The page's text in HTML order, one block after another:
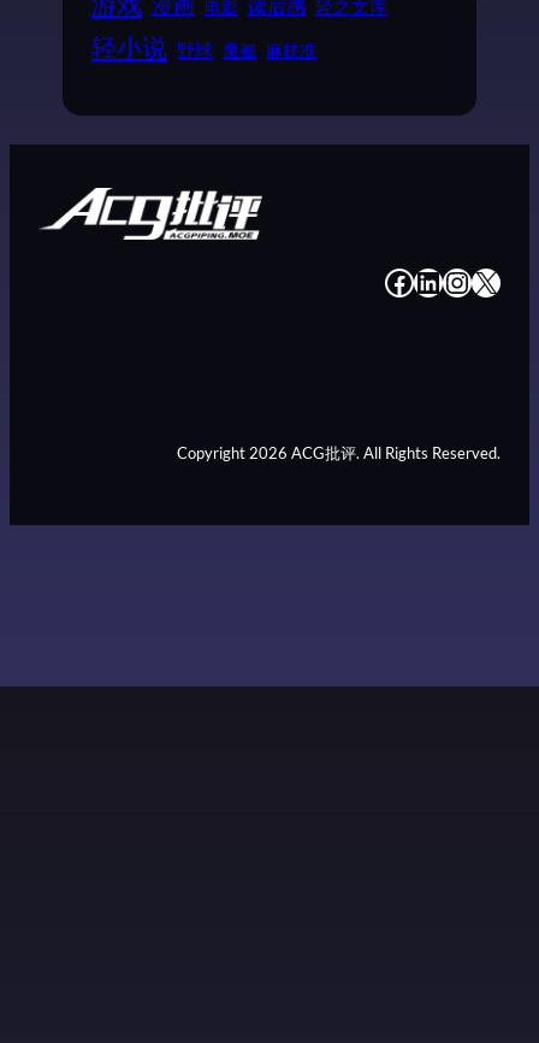
电影 读后感 轻之文库
轻小说 野球 魔都 麻枝准
# # # #
Copyright 2026 ACG批评. All Rights Reserved.